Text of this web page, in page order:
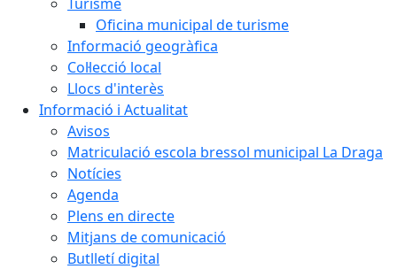
Oficina municipal de turisme
Informació geogràfica
Col·lecció local
Llocs d'interès
Informació i Actualitat
Avisos
Matriculació escola bressol municipal La Draga
Notícies
Agenda
Plens en directe
Mitjans de comunicació
Butlletí digital